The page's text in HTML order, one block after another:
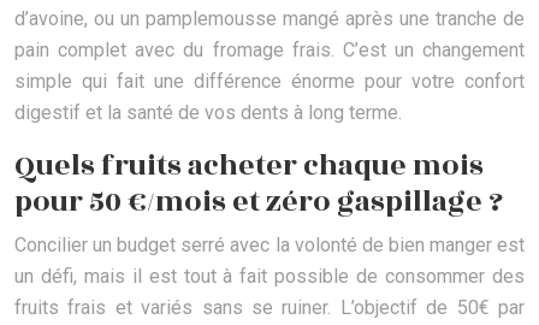
d’avoine, ou un pamplemousse mangé après une tranche de
pain complet avec du fromage frais. C’est un changement
simple qui fait une différence énorme pour votre confort
digestif et la santé de vos dents à long terme.
Quels fruits acheter chaque mois
pour 50 €/mois et zéro gaspillage ?
Concilier un budget serré avec la volonté de bien manger est
un défi, mais il est tout à fait possible de consommer des
fruits frais et variés sans se ruiner. L’objectif de 50€ par